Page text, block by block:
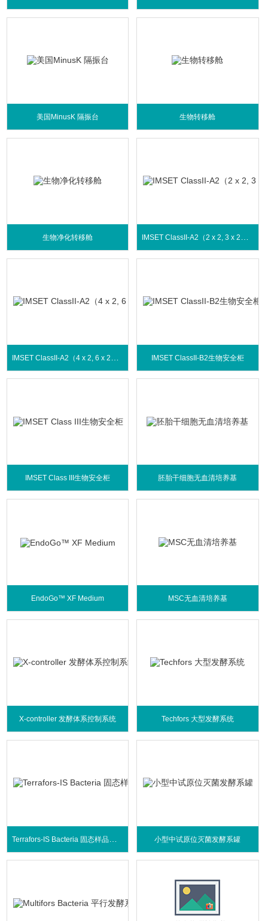
美国MinusK 隔振台 生物转移舱
生物净化转移舱
IMSET ClassII-B2生物安全柜
IMSET Class III生物安全柜 胚胎干细胞无血清培养基
EndoGo™ XF Medium MSC无血清培养基
X-controller 发酵体系控制系统 Techfors 大型发酵系统
小型中试原位灭菌发酵系罐